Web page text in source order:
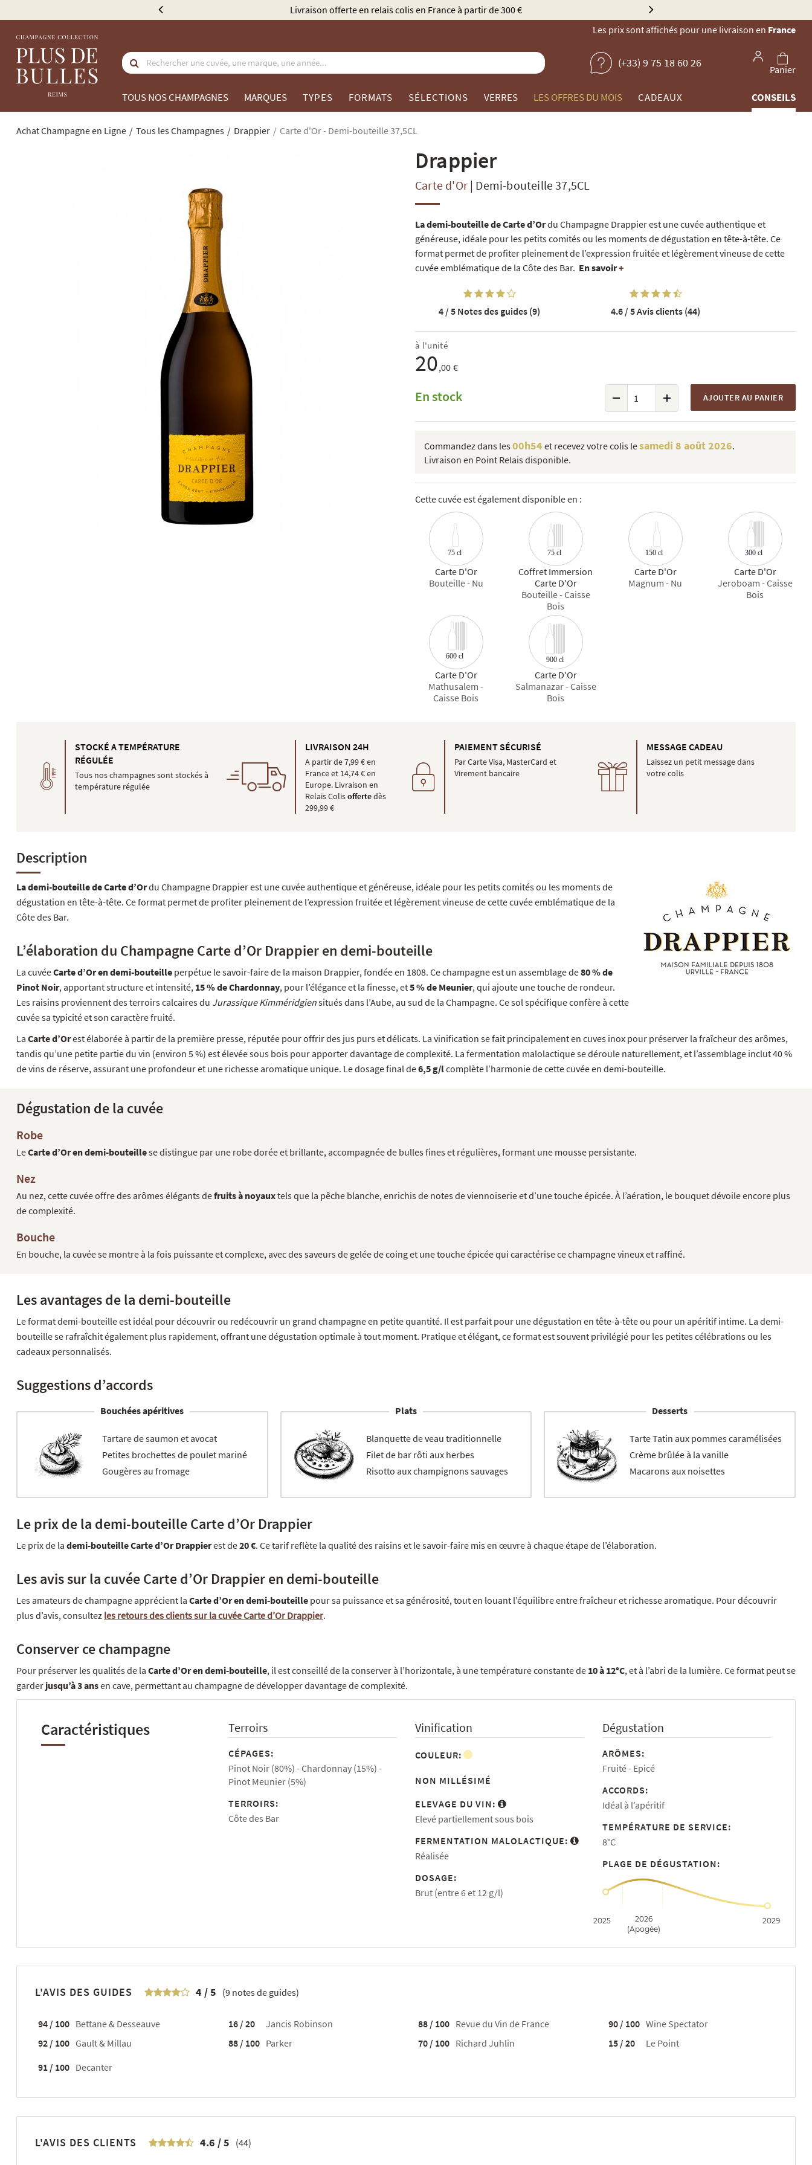
Élu Meilleur Caviste Champagne par Gault & Millau
Les prix sont affichés pour une livraison en France
(+33) 9 75 18 60 26
Panier
TOUS NOS CHAMPAGNES MARQUES TYPES FORMATS SÉLECTIONS VERRES LES OFFRES DU MOIS CADEAUX CONSEILS
Achat Champagne en Ligne Tous les Champagnes Drappier Carte d'Or - Demi-bouteille 37,5CL
Drappier
Carte d'Or| Demi-bouteille 37,5CL
La demi-bouteille de Carte d’Ordu Champagne Drappier est une cuvée authentique et
généreuse, idéale pour les petits comités ou les moments de dégustation en tête-à-tête. Ce
format permet de profiter pleinement de l’expression fruitée et légèrement vineuse de cette
cuvée emblématique de la Côte des Bar. En savoir+
4 / 5Notes des guides (9) 4.6 / 5Avis clients (44)
à l'unité
20,00 €
En stock AJOUTER AU PANIER
Commandez dans les00h54 et recevez votre colis lesamedi 8 août 2026.
Livraison en Point Relais disponible.
Cette cuvée est également disponible en :
75 cl
Carte D'Or
Bouteille - Nu
75 cl
Coffret Immersion
Carte D'Or
Bouteille - Caisse
Bois
150 cl
Carte D'Or
Magnum - Nu
300 cl
Carte D'Or
Jeroboam - Caisse
Bois
600 cl
Carte D'Or
Mathusalem -
Caisse Bois
900 cl
Carte D'Or
Salmanazar - Caisse
Bois
STOCKÉ A TEMPÉRATURE
RÉGULÉE
Tous nos champagnes sont stockés à
température régulée
LIVRAISON 24H
A partir de 7,99 € en
France et 14,74 € en
Europe. Livraison en
Relais Colisoffertedès
299,99 €
PAIEMENT SÉCURISÉ
Par Carte Visa, MasterCard et
Virement bancaire
MESSAGE CADEAU
Laissez un petit message dans
votre colis
Description
La demi-bouteille de Carte d’Ordu Champagne Drappier est une cuvée authentique et généreuse, idéale pour les petits comités ou les moments de
dégustation en tête-à-tête. Ce format permet de profiter pleinement de l’expression fruitée et légèrement vineuse de cette cuvée emblématique de la
Côte des Bar.
L’élaboration du Champagne Carte d’Or Drappier en demi-bouteille
La cuvéeCarte d’Or en demi-bouteille perpétue le savoir-faire de la maison Drappier, fondée en 1808. Ce champagne est un assemblage de80 % de
Pinot Noir, apportant structure et intensité, 15 % de Chardonnay, pour l’élégance et la finesse, et5 % de Meunier, qui ajoute une touche de rondeur.
Les raisins proviennent des terroirs calcaires du Jurassique Kimméridgiensitués dans l’Aube, au sud de la Champagne. Ce sol spécifique confère à cette
cuvée sa typicité et son caractère fruité.
La Carte d’Orest élaborée à partir de la première presse, réputée pour offrir des jus purs et délicats. La vinification se fait principalement en cuves inox pour préserver la fraîcheur des arômes,
tandis qu’une petite partie du vin (environ 5 %) est élevée sous bois pour apporter davantage de complexité. La fermentation malolactique se déroule naturellement, et l’assemblage inclut 40 %
de vins de réserve, assurant une profondeur et une richesse aromatique unique. Le dosage final de6,5 g/lcomplète l’harmonie de cette cuvée en demi-bouteille.
Dégustation de la cuvée
Robe
LeCarte d’Or en demi-bouteillese distingue par une robe dorée et brillante, accompagnée de bulles fines et régulières, formant une mousse persistante.
Nez
Au nez, cette cuvée offre des arômes élégants defruits à noyauxtels que la pêche blanche, enrichis de notes de viennoiserie et d’une touche épicée. À l’aération, le bouquet dévoile encore plus
de complexité.
Bouche
En bouche, la cuvée se montre à la fois puissante et complexe, avec des saveurs de gelée de coing et une touche épicée qui caractérise ce champagne vineux et raffiné.
Les avantages de la demi-bouteille
Le format demi-bouteille est idéal pour découvrir ou redécouvrir un grand champagne en petite quantité. Il est parfait pour une dégustation en tête-à-tête ou pour un apéritif intime. La demi-
bouteille se rafraîchit également plus rapidement, offrant une dégustation optimale à tout moment. Pratique et élégant, ce format est souvent privilégié pour les petites célébrations ou les
cadeaux personnalisés.
Suggestions d’accords
Bouchées apéritives
Tartare de saumon et avocat
Petites brochettes de poulet mariné
Gougères au fromage
Plats
Blanquette de veau traditionnelle
Filet de bar rôti aux herbes
Risotto aux champignons sauvages
Desserts
Tarte Tatin aux pommes caramélisées
Crème brûlée à la vanille
Macarons aux noisettes
Le prix de la demi-bouteille Carte d’Or Drappier
Le prix de la demi-bouteille Carte d’Or Drappierest de20 €. Ce tarif reflète la qualité des raisins et le savoir-faire mis en œuvre à chaque étape de l’élaboration.
Les avis sur la cuvée Carte d’Or Drappier en demi-bouteille
Les amateurs de champagne apprécient la Carte d’Or en demi-bouteille pour sa puissance et sa générosité, tout en louant l’équilibre entre fraîcheur et richesse aromatique. Pour découvrir
plus d’avis, consultez les retours des clients sur la cuvée Carte d’Or Drappier.
Conserver ce champagne
Pour préserver les qualités de la Carte d’Or en demi-bouteille, il est conseillé de la conserver à l’horizontale, à une température constante de 10 à 12°C, et à l’abri de la lumière. Ce format peut se
garder jusqu’à 3 ansen cave, permettant au champagne de développer davantage de complexité.
Caractéristiques Terroirs
CÉPAGES:
Pinot Noir (80%)
Chardonnay (15%)
Pinot Meunier (5%)
TERROIRS:
Côte des Bar
Vinification
COULEUR:
NON MILLÉSIMÉ
ELEVAGE DU VIN:
Elevé partiellement sous bois
FERMENTATION MALOLACTIQUE:
Réalisée
DOSAGE:
Brut (entre 6 et 12 g/l)
Dégustation
ARÔMES:
Fruité
Epicé
ACCORDS:
Idéal à l’apéritif
TEMPÉRATURE DE SERVICE:
8°C
PLAGE DE DÉGUSTATION:
2025
2026
(Apogée)
2029
L'AVIS DES GUIDES 4 /5 (9 notes de guides)
94 / 100 Bettane & Desseauve
92 / 100 Gault & Millau
16 / 20
Jancis Robinson
88 / 100 Parker
88 / 100 Revue du Vin de France
70 / 100 Richard Juhlin
90 / 100 Wine Spectator
15 / 20
Le Point
91 / 100 Decanter
L'AVIS DES CLIENTS 4.6 /5 (44)